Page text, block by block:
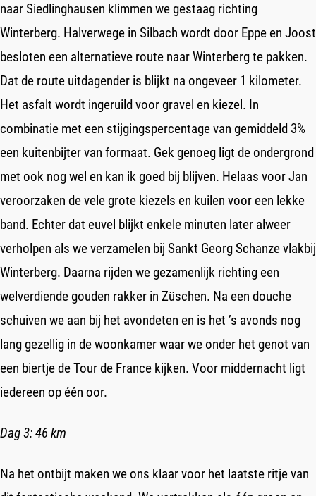
naar Siedlinghausen klimmen we gestaag richting
Winterberg. Halverwege in Silbach wordt door Eppe en Joost
besloten een alternatieve route naar Winterberg te pakken.
Dat de route uitdagender is blijkt na ongeveer 1 kilometer.
Het asfalt wordt ingeruild voor gravel en kiezel. In
combinatie met een stijgingspercentage van gemiddeld 3%
een kuitenbijter van formaat. Gek genoeg ligt de ondergrond
met ook nog wel en kan ik goed bij blijven. Helaas voor Jan
veroorzaken de vele grote kiezels en kuilen voor een lekke
band. Echter dat euvel blijkt enkele minuten later alweer
verholpen als we verzamelen bij Sankt Georg Schanze vlakbij
Winterberg. Daarna rijden we gezamenlijk richting een
welverdiende gouden rakker in Züschen. Na een douche
schuiven we aan bij het avondeten en is het ’s avonds nog
lang gezellig in de woonkamer waar we onder het genot van
een biertje de Tour de France kijken. Voor middernacht ligt
iedereen op één oor.
Dag 3: 46 km
Na het ontbijt maken we ons klaar voor het laatste ritje van